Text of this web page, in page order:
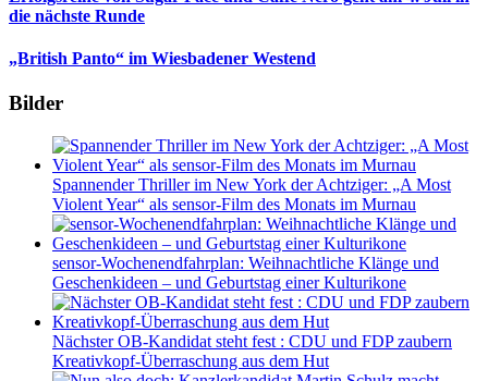
die nächste Runde
„British Panto“ im Wiesbadener Westend
Bilder
Spannender Thriller im New York der Achtziger: „A Most
Violent Year“ als sensor-Film des Monats im Murnau
sensor-Wochenendfahrplan: Weihnachtliche Klänge und
Geschenkideen – und Geburtstag einer Kulturikone
Nächster OB-Kandidat steht fest : CDU und FDP zaubern
Kreativkopf-Überraschung aus dem Hut